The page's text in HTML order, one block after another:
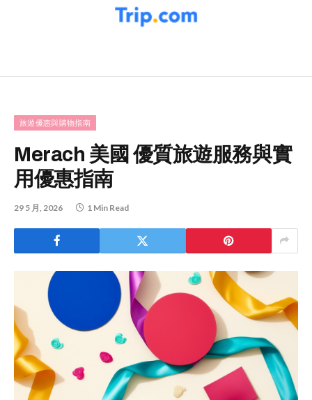
旅遊優惠與購物指南
Merach 美國 優質旅遊服務與實
用優惠指南
29 5 月, 2026 1 Min Read